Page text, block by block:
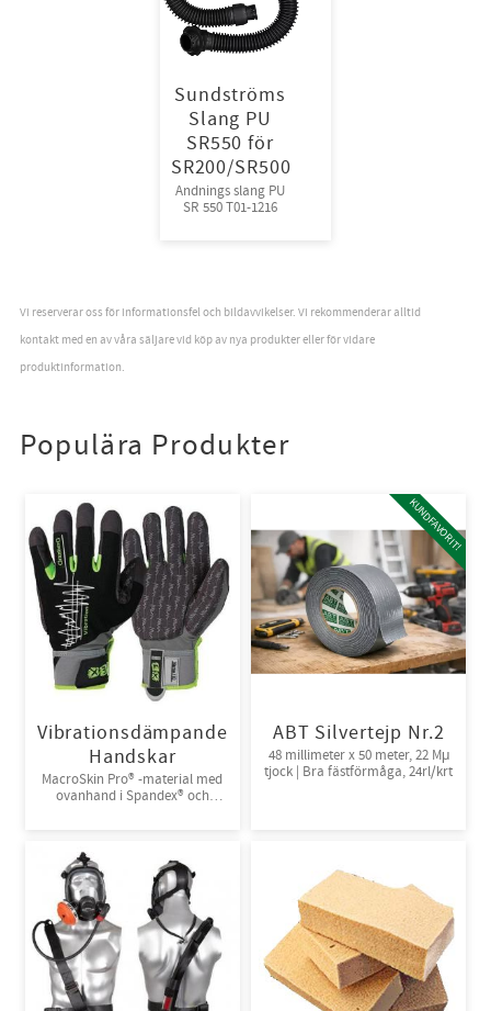
Sundströms
Slang PU
SR550 för
SR200/SR500
Andnings slang PU
SR 550 T01-1216
Vi reserverar oss för informationsfel och bildavvikelser. Vi rekommenderar alltid
kontakt med en av våra säljare vid köp av nya produkter eller för vidare
produktinformation.
Populära Produkter
Vibrationsdämpande
Handskar
MacroSkin Pro® -material med
ovanhand i Spandex® och
ABT Silvertejp Nr.2
48 millimeter x 50 meter, 22 Mμ
tjock | Bra fästförmåga, 24rl/krt
KUNDFAVORIT!